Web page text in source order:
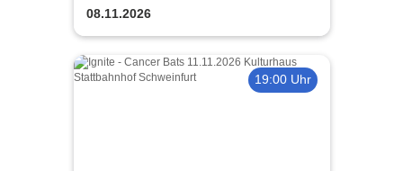
08.11.2026
19:00 Uhr